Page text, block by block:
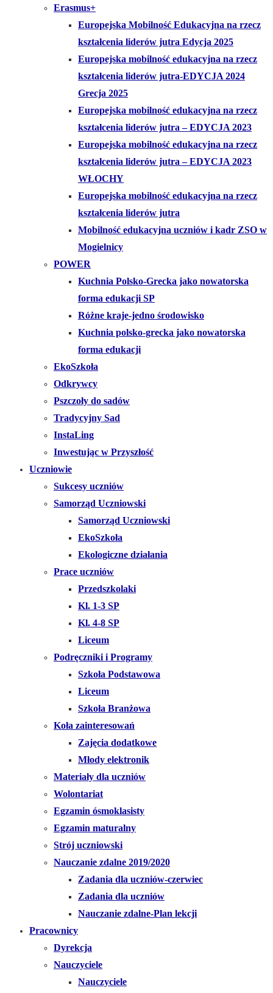
Erasmus+
Europejska Mobilność Edukacyjna na rzecz
kształcenia liderów jutra Edycja 2025
Europejska mobilność edukacyjna na rzecz
kształcenia liderów jutra-EDYCJA 2024
Grecja 2025
Europejska mobilność edukacyjna na rzecz
kształcenia liderów jutra – EDYCJA 2023
Europejska mobilność edukacyjna na rzecz
kształcenia liderów jutra – EDYCJA 2023
WŁOCHY
Europejska mobilność edukacyjna na rzecz
kształcenia liderów jutra
Mobilność edukacyjna uczniów i kadr ZSO w
Mogielnicy
POWER
Kuchnia Polsko-Grecka jako nowatorska
forma edukacji SP
Różne kraje-jedno środowisko
Kuchnia polsko-grecka jako nowatorska
forma edukacji
EkoSzkoła
Odkrywcy
Pszczoły do sadów
Tradycyjny Sad
InstaLing
Inwestując w Przyszłość
Uczniowie
Sukcesy uczniów
Samorząd Uczniowski
Samorząd Uczniowski
EkoSzkoła
Ekologiczne działania
Prace uczniów
Przedszkolaki
Kl. 1-3 SP
Kl. 4-8 SP
Liceum
Podręczniki i Programy
Szkoła Podstawowa
Liceum
Szkoła Branżowa
Koła zainteresowań
Zajęcia dodatkowe
Młody elektronik
Materiały dla uczniów
Wolontariat
Egzamin ósmoklasisty
Egzamin maturalny
Strój uczniowski
Nauczanie zdalne 2019/2020
Zadania dla uczniów-czerwiec
Zadania dla uczniów
Nauczanie zdalne-Plan lekcji
Pracownicy
Dyrekcja
Nauczyciele
Nauczyciele